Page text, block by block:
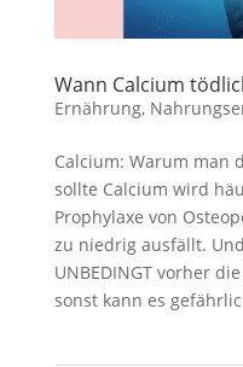
Wann Calcium
Ernährung,
Calcium: Warum man
sollte Calcium wird
Prophylaxe von
zu niedrig ausfällt.
UNBEDINGT vorher
sonst kann es